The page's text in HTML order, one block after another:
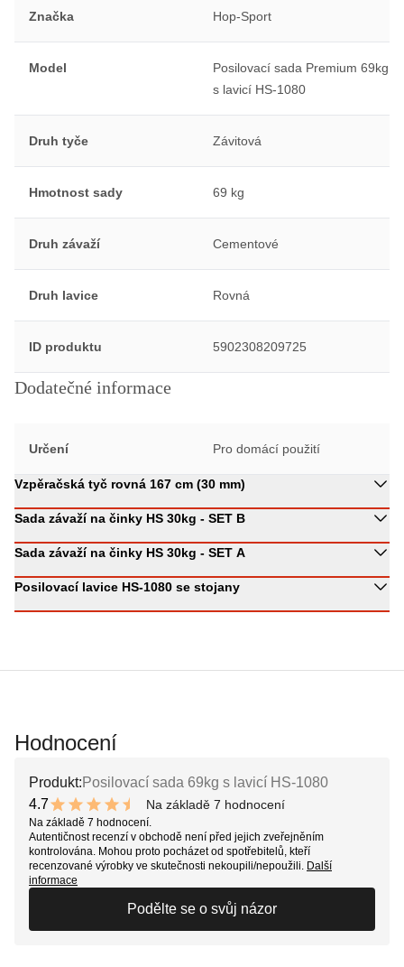
Značka Hop-Sport
Model
Posilovací sada Premium 69kg
s lavicí HS-1080
Druh tyče Závitová
Hmotnost sady 69 kg
Druh závaží Cementové
Druh lavice Rovná
ID produktu 5902308209725
Dodatečné informace
Určení Pro domácí použití
Vzpěračská tyč rovná 167 cm (30 mm)
Sada závaží na činky HS 30kg - SET B
Sada závaží na činky HS 30kg - SET A
Posilovací lavice HS-1080 se stojany
Hodnocení
Produkt: Posilovací sada 69kg s lavicí HS-1080
4.7
9.4 out of 10 stars
Na základě 7 hodnocení
Na základě 7 hodnocení.
Autentičnost recenzí v obchodě není před jejich zveřejněním
kontrolována. Mohou proto pocházet od spotřebitelů, kteří
recenzované výrobky ve skutečnosti nekoupili/nepoužili. Další
informace
Podělte se o svůj názor